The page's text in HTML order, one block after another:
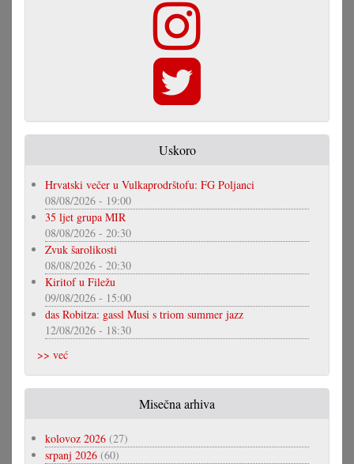
Uskoro
Hrvatski večer u Vulkaprodrštofu: FG Poljanci
08/08/2026 - 19:00
35 ljet grupa MIR
08/08/2026 - 20:30
Zvuk šarolikosti
08/08/2026 - 20:30
Kiritof u Filežu
09/08/2026 - 15:00
das Robitza: gassl Musi s triom summer jazz
12/08/2026 - 18:30
>> već
Misečna arhiva
kolovoz 2026 (27)
srpanj 2026 (60)